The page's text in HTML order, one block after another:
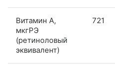
Витамин А,
мкгРЭ
(ретиноловый
эквивалент)
721